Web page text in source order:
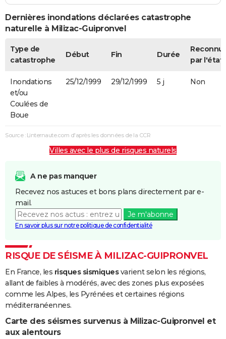
Dernières inondations déclarées catastrophe
naturelle à Milizac-Guipronvel
Type de
catastrophe
Début Fin Durée
par l'état
Inondations
et/ou
Coulées de
Boue
25/12/1999 29/12/1999 5 j Non
Source : Linternaute.com d'après les données de la CCR
Villes avec le plus de risques naturels
A ne pas manquer
Recevez nos astuces et bons plans directement par e-
mail.
Je m'abonne
En savoir plus sur notre politique de confidentialité
RISQUE DE SÉISME À MILIZAC-GUIPRONVEL
En France, les risques sismiquesvarient selon les régions,
allant de faibles à modérés, avec des zones plus exposées
comme les Alpes, les Pyrénées et certaines régions
méditerranéennes.
Carte des séismes survenus à Milizac-Guipronvel et
aux alentours